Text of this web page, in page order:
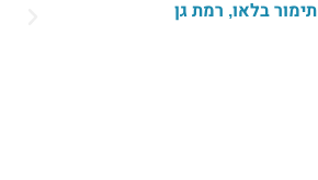
תימור בלאו, רמת גן